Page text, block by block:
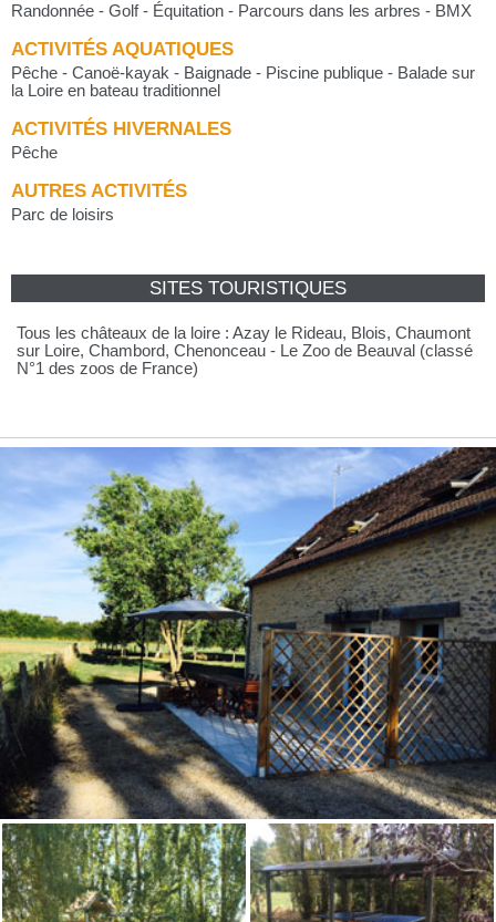
Randonnée - Golf - Équitation - Parcours dans les arbres - BMX
ACTIVITÉS AQUATIQUES
Pêche - Canoë-kayak - Baignade - Piscine publique - Balade sur
la Loire en bateau traditionnel
ACTIVITÉS HIVERNALES
Pêche
AUTRES ACTIVITÉS
Parc de loisirs
SITES TOURISTIQUES
Tous les châteaux de la loire : Azay le Rideau, Blois, Chaumont
sur Loire, Chambord, Chenonceau - Le Zoo de Beauval (classé
N°1 des zoos de France)